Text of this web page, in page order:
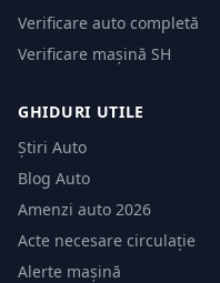
Verificare auto completă
Verificare mașină SH
GHIDURI UTILE
Știri Auto
Blog Auto
Amenzi auto 2026
Acte necesare circulație
Alerte mașină